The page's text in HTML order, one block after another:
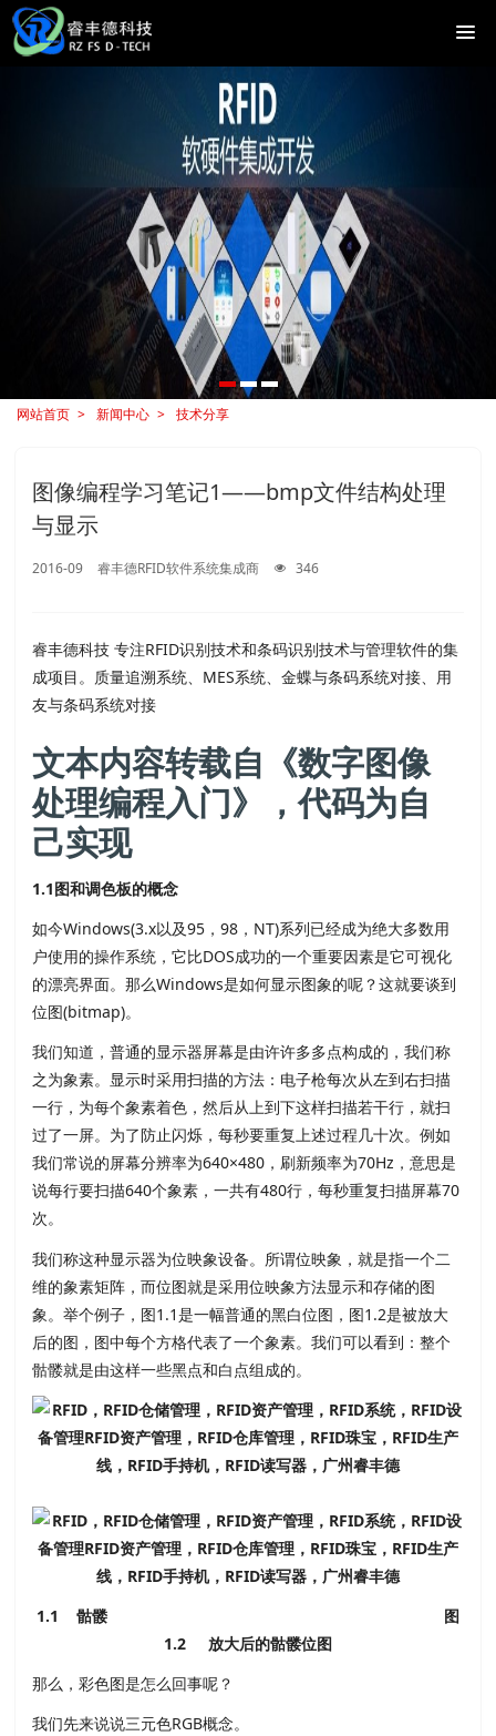
网站首页 新闻中心 技术分享
图像编程学习笔记1――bmp文件结构处理
与显示
2016-09 睿丰德RFID软件系统集成商 346
睿丰德科技 专注RFID识别技术和条码识别技术与管理软件的集
成项目。质量追溯系统、MES系统、金蝶与条码系统对接、用
友与条码系统对接
文本内容转载自《数字图像
处理编程入门》，代码为自
己实现
1.1图和调色板的概念
如今Windows(3.x以及95，98，NT)系列已经成为绝大多数用
户使用的操作系统，它比DOS成功的一个重要因素是它可视化
的漂亮界面。那么Windows是如何显示图象的呢？这就要谈到
位图(bitmap)。
我们知道，普通的显示器屏幕是由许许多多点构成的，我们称
之为象素。显示时采用扫描的方法：电子枪每次从左到右扫描
一行，为每个象素着色，然后从上到下这样扫描若干行，就扫
过了一屏。为了防止闪烁，每秒要重复上述过程几十次。例如
我们常说的屏幕分辨率为640×480，刷新频率为70Hz，意思是
说每行要扫描640个象素，一共有480行，每秒重复扫描屏幕70
次。
我们称这种显示器为位映象设备。所谓位映象，就是指一个二
维的象素矩阵，而位图就是采用位映象方法显示和存储的图
象。举个例子，图1.1是一幅普通的黑白位图，图1.2是被放大
后的图，图中每个方格代表了一个象素。我们可以看到：整个
骷髅就是由这样一些黑点和白点组成的。
1.1 骷髅 图
1.2 放大后的骷髅位图
那么，彩色图是怎么回事呢？
我们先来说说三元色RGB概念。